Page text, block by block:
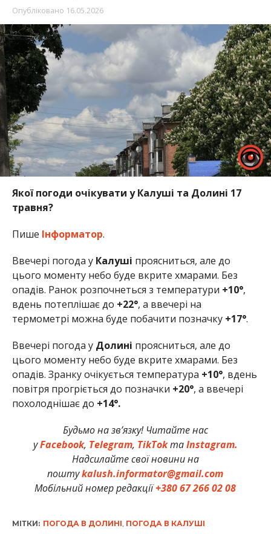
Опубліковано 16.05.2026
Якої погоди очікувати у Калуші та Долині 17
травня?
Пише Інформатор.
Ввечері погода у Калуші проясниться, але до
цього моменту небо буде вкрите хмарами. Без
опадів. Ранок розпочнеться з температури +10°,
вдень потеплішає до +22°, а ввечері на
термометрі можна буде побачити позначку +17°.
Ввечері погода у Долині проясниться, але до
цього моменту небо буде вкрите хмарами. Без
опадів. Зранку очікується температура +10°, вдень
повітря прогріється до позначки +20°, а ввечері
похолоднішає до +14°.
Будьмо на зв’язку! Читайте нас
уFacebook, Telegram, TikTokтаInstagram.
Надсилайте свої новини на
поштуkalush.informator@gmail.com
Мобільний номер редакції+380 67 266 02 08
МІТКИ: ПОГОДА В ДОЛИНІ, ПОГОДА В КАЛУШІ